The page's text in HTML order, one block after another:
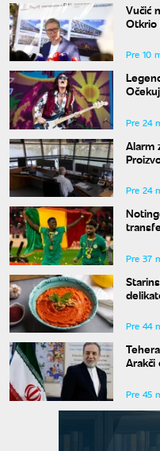
Vučić
Otkrio
Pre 10
Pre 24
Alarm
Pre 24
Pre 37
Pre 44
Pre 45